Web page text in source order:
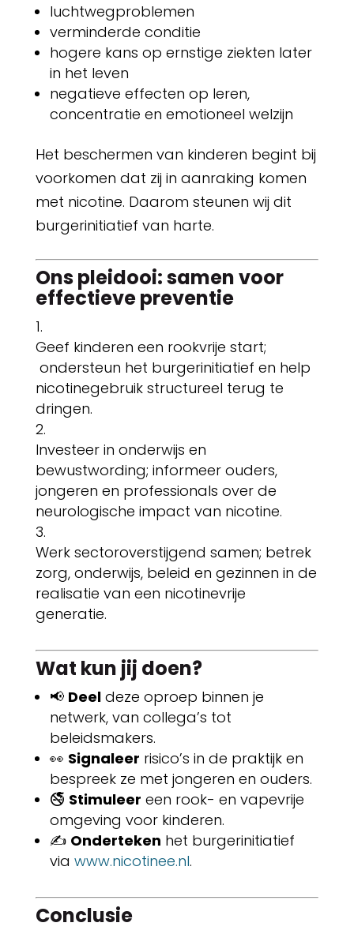
luchtwegproblemen
verminderde conditie
hogere kans op ernstige ziekten later
in het leven
negatieve effecten op leren,
concentratie en emotioneel welzijn
Het beschermen van kinderen begint bij
voorkomen dat zij in aanraking komen
met nicotine. Daarom steunen wij dit
burgerinitiatief van harte.
Ons pleidooi: samen voor
effectieve preventie
Geef kinderen een rookvrije start;
ondersteun het burgerinitiatief en help
nicotinegebruik structureel terug te
dringen.
Investeer in onderwijs en
bewustwording; informeer ouders,
jongeren en professionals over de
neurologische impact van nicotine.
Werk sectoroverstijgend samen; betrek
zorg, onderwijs, beleid en gezinnen in de
realisatie van een nicotinevrije
generatie.
Wat kun jij doen?
📢 Deeldeze oproep binnen je
netwerk, van collega’s tot
beleidsmakers.
👀 Signaleer risico’s in de praktijk en
bespreek ze met jongeren en ouders.
🚭 Stimuleer een rook- en vapevrije
omgeving voor kinderen.
✍️ Onderteken het burgerinitiatief
via www.nicotinee.nl.
Conclusie